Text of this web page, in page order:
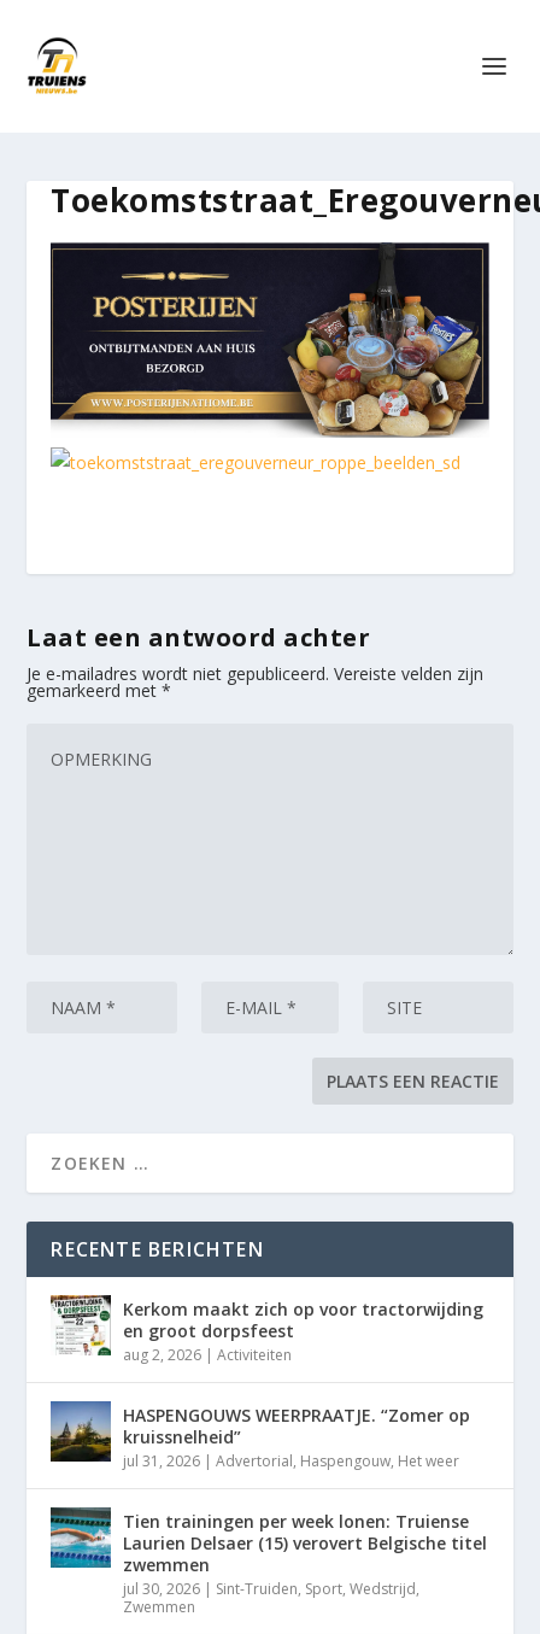
Laat een antwoord achter
Je e-mailadres wordt niet gepubliceerd. Vereiste velden zijn
gemarkeerd met*
RECENTE BERICHTEN
Kerkom maakt zich op voor tractorwijding
en groot dorpsfeest
aug 2, 2026 |Activiteiten
HASPENGOUWS WEERPRAATJE. “Zomer op
kruissnelheid”
jul 31, 2026 |Advertorial, Haspengouw, Het weer
Tien trainingen per week lonen: Truiense
Laurien Delsaer (15) verovert Belgische titel
zwemmen
jul 30, 2026 | Sint-Truiden, Sport,Wedstrijd,
Zwemmen